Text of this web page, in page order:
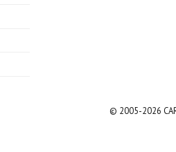
© 2005-2026